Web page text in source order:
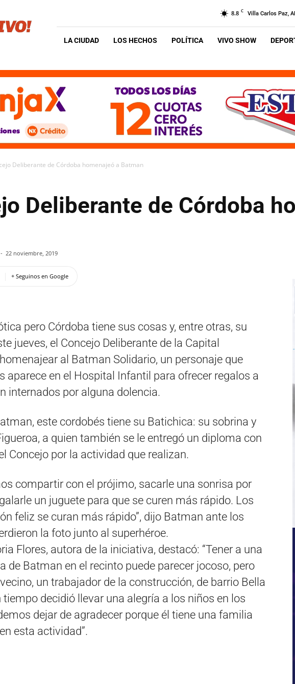
8.8 C Villa Carlos Paz,
LA CIUDAD LOS HECHOS POLÍTICA VIVO SHOW
Deliberante de Córdoba homenajeó a Batman
Deliberante de Córdoba
- 22 noviembre, 2019
+ Seguinos en Google
pero Córdoba tiene sus cosas y, entre otras, su
jueves, el Concejo Deliberante de la Capital
al Batman Solidario, un personaje que
aparece en el Hospital Infantil para ofrecer regalos a
internados por alguna dolencia.
este cordobés tiene su Batichica: su sobrina y
a quien también se le entregó un diploma con
Concejo por la actividad que realizan.
compartir con el prójimo, sacarle una sonrisa por
un juguete para que se curen más rápido. Los
feliz se curan más rápido”, dijo Batman ante los
la foto junto al superhéroe.
Flores, autora de la iniciativa, destacó: “Tener a una
de Batman en el recinto puede parecer jocoso, pero
un trabajador de la construcción, de barrio Bella
tiempo decidió llevar una alegría a los niños en los
dejar de agradecer porque él tiene una familia
esta actividad”.